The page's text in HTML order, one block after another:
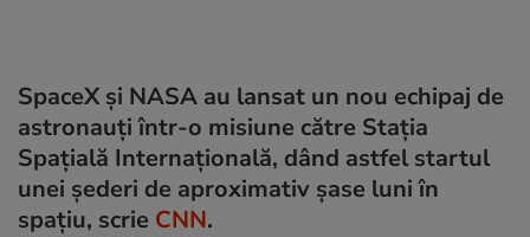
SpaceX și NASA au lansat un nou echipaj de
astronauți într-o misiune către Stația
Spațială Internațională, dând astfel startul
unei șederi de aproximativ șase luni în
spațiu, scrie CNN.